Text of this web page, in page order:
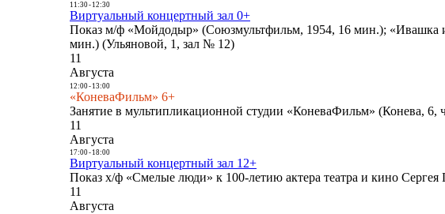
11:30- 12:30
Виртуальный концертный зал 0+
Показ м/ф «Мойдодыр» (Союзмультфильм, 1954, 16 мин.); «Ивашка
мин.) (Ульяновой, 1, зал № 12)
11
Августа
12:00- 13:00
«КоневаФильм» 6+
Занятие в мультипликационной студии «КоневаФильм» (Конева, 6,
11
Августа
17:00- 18:00
Виртуальный концертный зал 12+
Показ х/ф «Смелые люди» к 100-летию актера театра и кино
11
Августа